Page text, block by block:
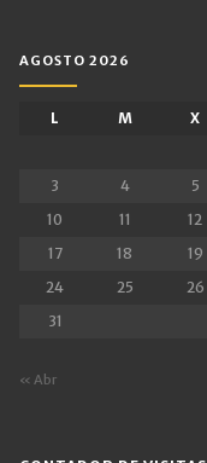
AGOSTO 2026
L M X
3
4 5
10
11 12
17
18 19
24
25 26
31
« Abr